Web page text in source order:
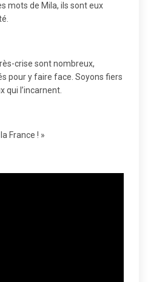
mots de Mila, ils sont eux
crise sont nombreux,
pour y faire face. Soyons fiers
qui l’incarnent.
France ! »